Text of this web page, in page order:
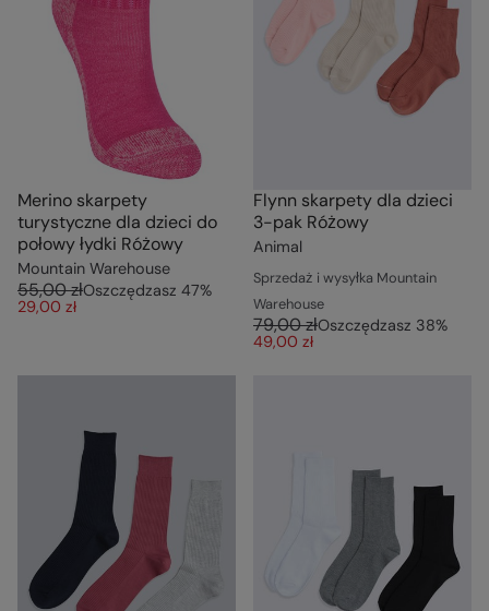
Merino skarpety
turystyczne dla dzieci do
połowy łydki Różowy
Mountain Warehouse
55,00 złOszczędzasz 47%
29,00 zł
Flynn skarpety dla dzieci
3-pak Różowy
Animal
Sprzedaż i wysyłka Mountain
Warehouse
79,00 złOszczędzasz 38%
49,00 zł